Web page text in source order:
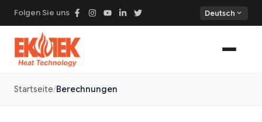
Folgen Sie uns Deutsch expand_more
Startseite Berechnungen